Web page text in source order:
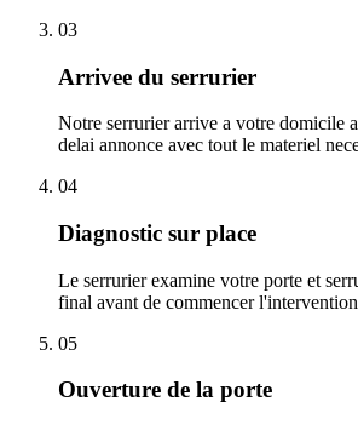
03
Arrivee du serrurier
Notre serrurier arrive a votre domicile
delai annonce avec tout le materiel
04
Diagnostic sur place
Le serrurier examine votre porte et
final avant de commencer
05
Ouverture de la porte